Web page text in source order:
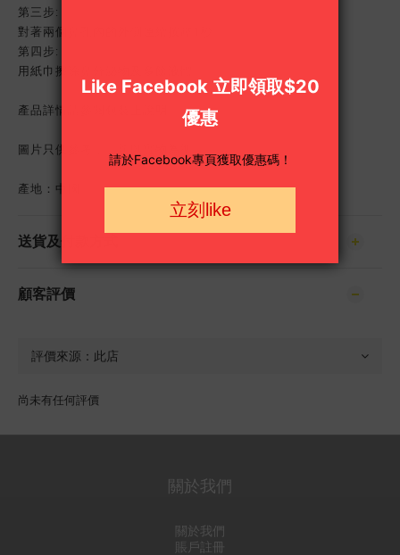
第三步:
對著兩個鼻孔內的外側連續按壓1秒
第四步:
用紙巾擦除鼻分泌物及多餘液體
產品詳情請參閱包裝上說明。
圖片只供參考，一切以實物為準。
產地：中國
送貨及付款方式
顧客評價
尚未有任何評價
關於我們
關於我們
賬戶註冊